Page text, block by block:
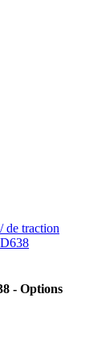
de traction
- Options